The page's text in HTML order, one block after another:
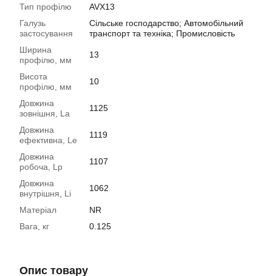
Тип профілю
AVX13
Галузь
застосування
Сільське господарство; Автомобільний
транспорт та техніка; Промисловість
Ширина
профілю, мм
13
Висота
профілю, мм
10
Довжина
зовнішня, La
1125
Довжина
ефективна, Le
1119
Довжина
робоча, Lp
1107
Довжина
внутрішня, Li
1062
Матеріал
NR
Вага, кг
0.125
Опис товару